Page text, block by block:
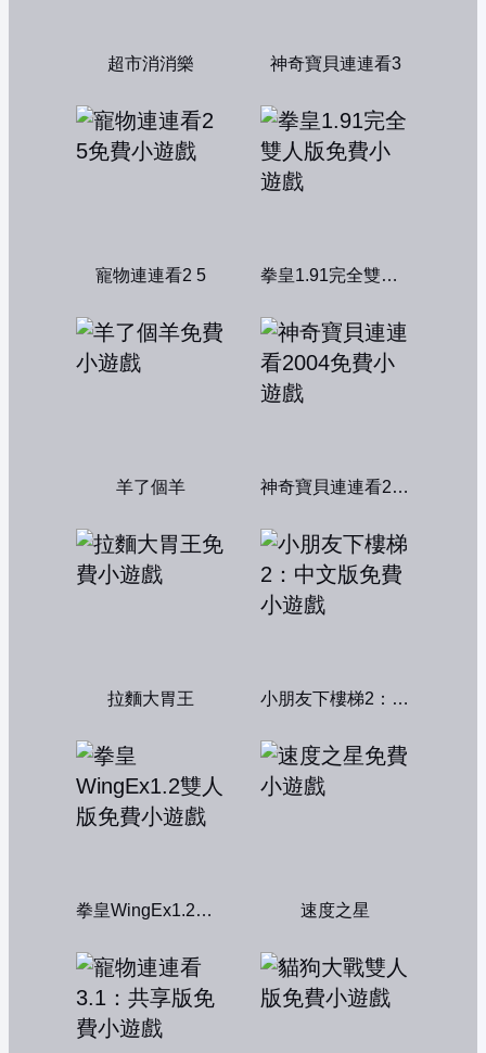
超市消消樂 神奇寶貝連連看3
寵物連連看2 5 拳皇1.91完全雙人版
羊了個羊 神奇寶貝連連看2004
拉麵大胃王 小朋友下樓梯2：中文版
拳皇WingEx1.2雙人版 速度之星